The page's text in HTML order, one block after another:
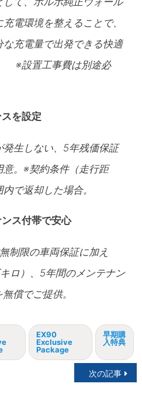
電環境を整えることで、
充電量で出発できる快適
※設置工事費は別途必
を設定
生しない、5年残価保証
意。※契約条件（走行距
で返却した場合。
ス付帯で安心
制限の車両保証に加え
ロ）、5年間のメンテナン
償でご提供。
EX90
Exclusive
Package
早期購
入特典
次の記事